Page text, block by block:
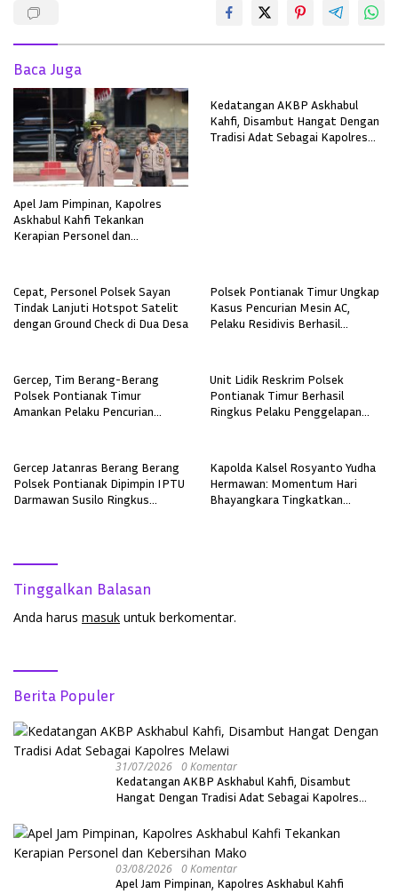
Baca Juga
Apel Jam Pimpinan, Kapolres
Askhabul Kahfi Tekankan
Kerapian Personel dan
Kedatangan AKBP Askhabul
Kahfi, Disambut Hangat Dengan
Tradisi Adat Sebagai Kapolres
Cepat, Personel Polsek Sayan
Tindak Lanjuti Hotspot Satelit
dengan Ground Check di Dua Desa
Polsek Pontianak Timur Ungkap
Kasus Pencurian Mesin AC,
Pelaku Residivis Berhasil
Gercep, Tim Berang-Berang
Polsek Pontianak Timur
Amankan Pelaku Pencurian
Unit Lidik Reskrim Polsek
Pontianak Timur Berhasil
Ringkus Pelaku Penggelapan
Gercep Jatanras Berang Berang
Polsek Pontianak Dipimpin IPTU
Darmawan Susilo Ringkus
Kapolda Kalsel Rosyanto Yudha
Hermawan: Momentum Hari
Bhayangkara Tingkatkan
Tinggalkan Balasan
Anda harus masuk untuk berkomentar.
Berita Populer
31/07/2026 0 Komentar
Kedatangan AKBP Askhabul Kahfi, Disambut
Hangat Dengan Tradisi Adat Sebagai Kapolres
03/08/2026 0 Komentar
Apel Jam Pimpinan, Kapolres Askhabul Kahfi